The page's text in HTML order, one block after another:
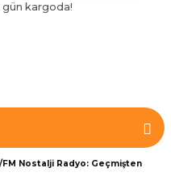
gün kargoda!
Nostalji Radyo: Geçmişten